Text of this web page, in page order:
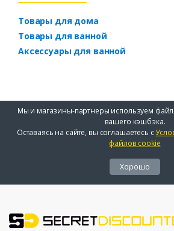
Товары для дома
Товары для ванной
Аксессуары для ванной
Мы и магазины-партнеры используем
вашего кэшбэка.
Оставаясь на сайте, вы соглашаетесь с
файлов cookie
Хорошо